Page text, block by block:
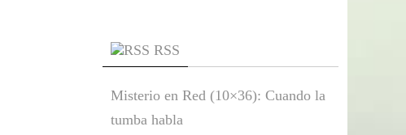
RSS
Misterio en Red (10×36): Cuando la
tumba habla